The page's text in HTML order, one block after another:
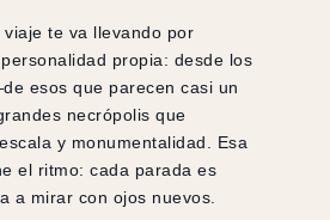
te va llevando por
propia: desde los
esos que parecen casi un
necrópolis que
y monumentalidad. Esa
el ritmo: cada parada es
a mirar con ojos nuevos.